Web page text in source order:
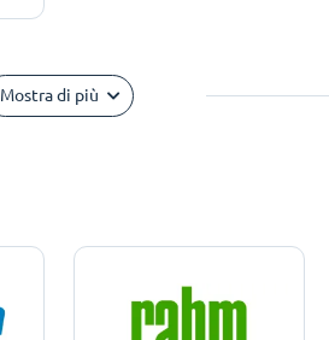
Mostra di più